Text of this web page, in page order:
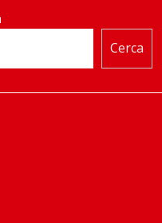
Cerca